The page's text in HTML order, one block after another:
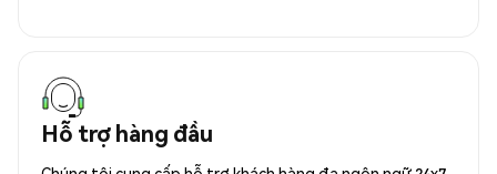
Hỗ trợ hàng đầu